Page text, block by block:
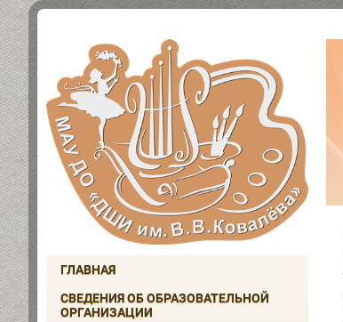
ГЛАВНАЯ
СВЕДЕНИЯ ОБ ОБРАЗОВАТЕЛЬНОЙ
ОРГАНИЗАЦИИ